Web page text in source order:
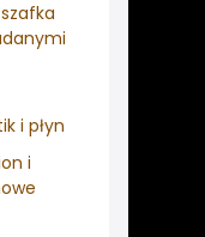
i płyn
i